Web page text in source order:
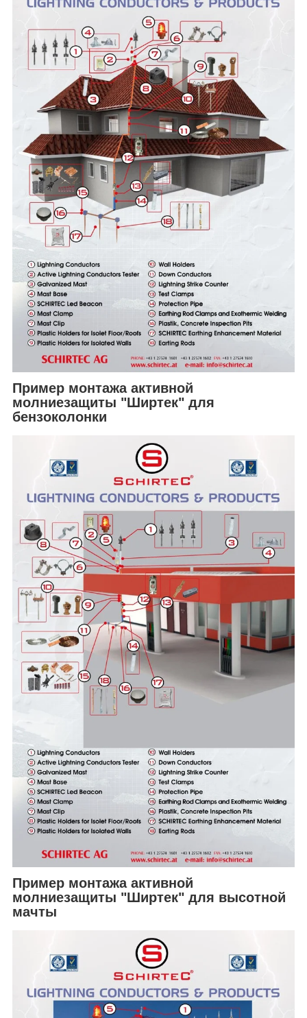
Пример монтажа активной
молниезащиты "Ширтек" для
бензоколонки
Пример монтажа активной
молниезащиты "Ширтек" для высотной
мачты